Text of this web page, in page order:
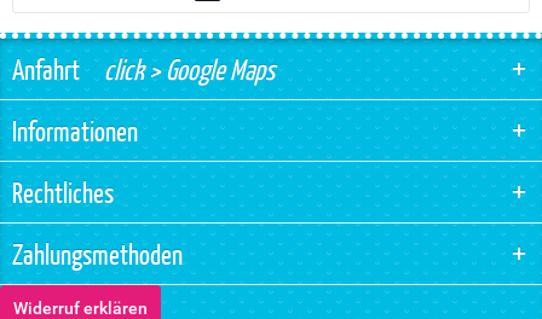
Anfahrtclick > Google Maps
Informationen
Rechtliches
Zahlungsmethoden
Widerruf erklären